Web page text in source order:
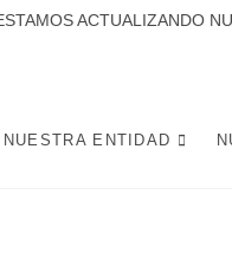
ACTUALIZANDO
MEJOREN LA
NUESTRA ENTIDAD